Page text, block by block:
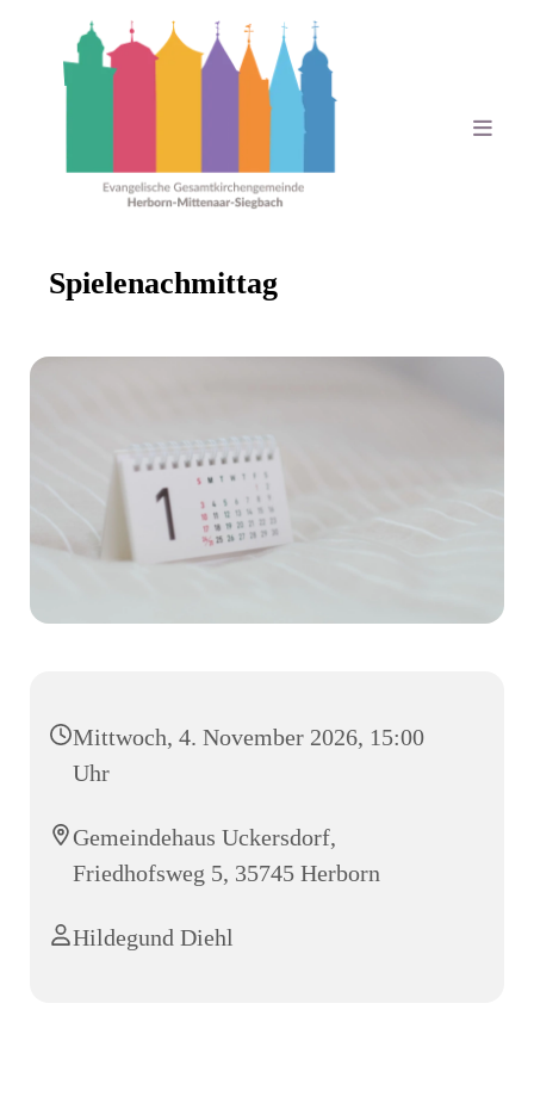
Spielenachmittag
Mittwoch, 4. November 2026, 15:00
Uhr
Gemeindehaus Uckersdorf,
Friedhofsweg 5, 35745 Herborn
Hildegund Diehl